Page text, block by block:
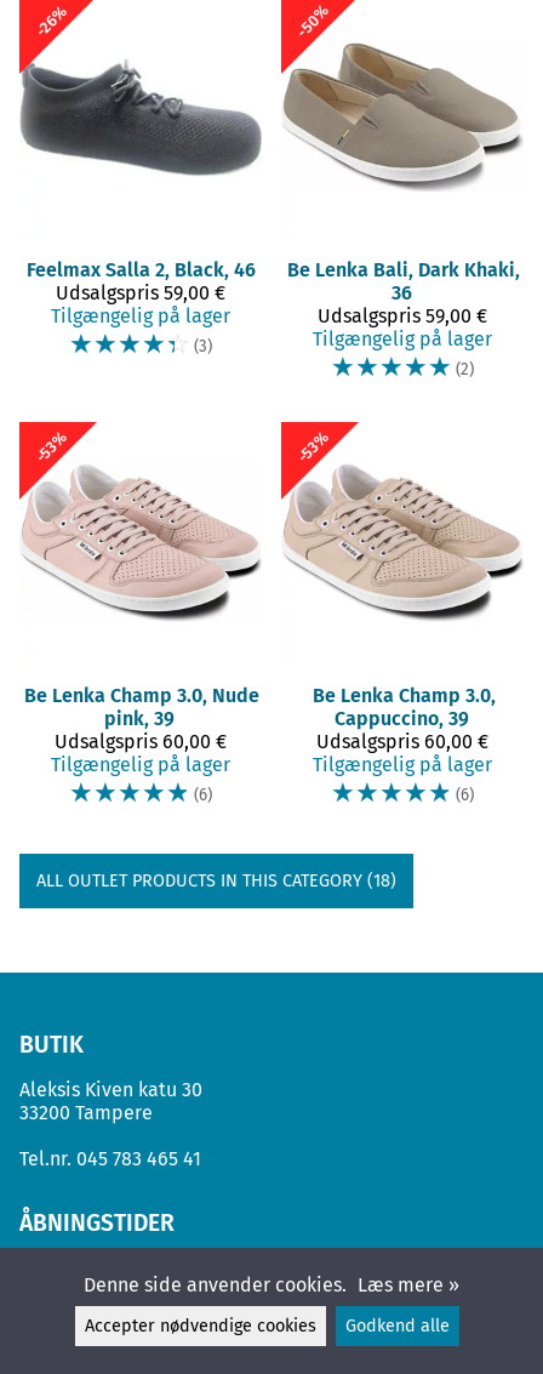
-26%
Feelmax Salla 2, Black, 46
Udsalgspris 59,00 €
Tilgængelig på lager
☆☆☆☆☆ (3)
-50%
Be Lenka Bali, Dark Khaki,
36
Udsalgspris 59,00 €
Tilgængelig på lager
☆☆☆☆☆ (2)
-53%
Be Lenka Champ 3.0, Nude
pink, 39
Udsalgspris 60,00 €
Tilgængelig på lager
☆☆☆☆☆ (6)
-53%
Be Lenka Champ 3.0,
Cappuccino, 39
Udsalgspris 60,00 €
Tilgængelig på lager
☆☆☆☆☆ (6)
ALL OUTLET PRODUCTS IN THIS CATEGORY (18)
BUTIK
Aleksis Kiven katu 30
33200 Tampere
Tel.nr. 045 783 465 41
ÅBNINGSTIDER
Suljettu
11 - 17
Denne side anvender cookies. Læs mere »
Accepter nødvendige cookies Godkend alle